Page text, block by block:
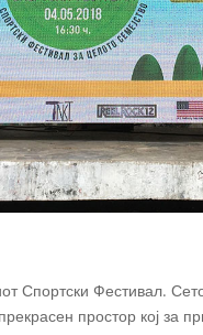
Спортски Фестивал.
простор кој за